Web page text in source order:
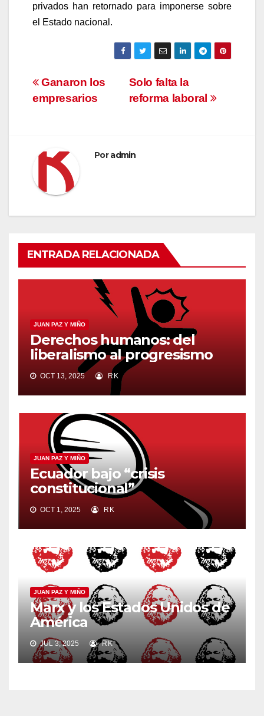
privados han retornado para imponerse sobre
el Estado nacional.
Navegación
de
Solo falta la
reforma laboral
Ganaron los
empresarios
Poradmin
ENTRADA RELACIONADA
JUAN PAZ Y MIÑO
Derechos humanos: del
liberalismo al progresismo
OCT 13, 2025 RK
JUAN PAZ Y MIÑO
Ecuador bajo “crisis
constitucional”
OCT 1, 2025 RK
JUAN PAZ Y MIÑO
Marx y los Estados Unidos de
América
JUL 3, 2025 RK